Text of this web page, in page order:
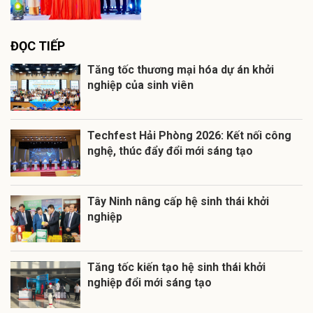
ĐỌC TIẾP
Tăng tốc thương mại hóa dự án khởi
nghiệp của sinh viên
Techfest Hải Phòng 2026: Kết nối công
nghệ, thúc đẩy đổi mới sáng tạo
Tây Ninh nâng cấp hệ sinh thái khởi
nghiệp
Tăng tốc kiến tạo hệ sinh thái khởi
nghiệp đổi mới sáng tạo